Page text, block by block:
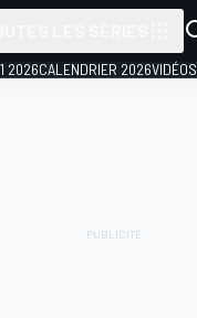
2026CALENDRIER 2026VIDÉOS